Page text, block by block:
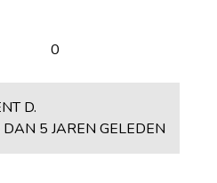
0
D.
5 JAREN GELEDEN